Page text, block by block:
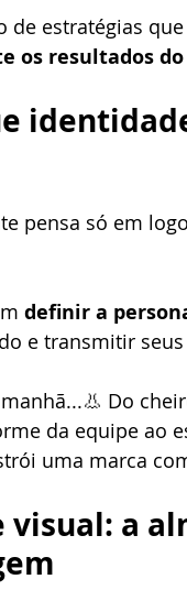
estratégias
os resultados do
pensa só em
definir a
e transmitir
Do
da equipe ao
uma marca
a